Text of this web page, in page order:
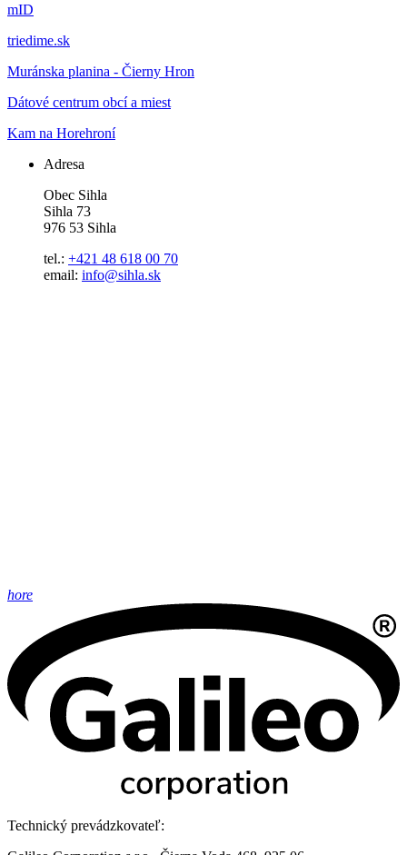
mID
triedime.sk
Muránska planina - Čierny Hron
Dátové centrum obcí a miest
Kam na Horehroní
Adresa
Obec Sihla
Sihla 73
976 53 Sihla
tel.: +421 48 618 00 70
email: info@sihla.sk
hore
Technický prevádzkovateľ: